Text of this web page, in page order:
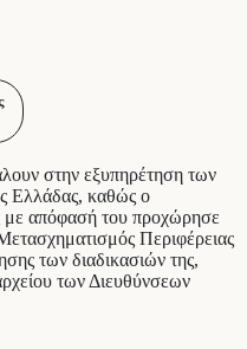
στην εξυπηρέτηση των
Ελλάδας, καθώς ο
με απόφασή του προχώρησε
Περιφέρειας
των διαδικασιών της,
των Διευθύνσεων